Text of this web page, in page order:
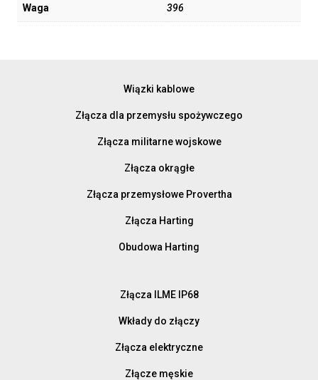
Waga 396
Wiązki kablowe
Złącza dla przemysłu spożywczego
Złącza militarne wojskowe
Złącza okrągłe
Złącza przemysłowe Provertha
Złącza Harting
Obudowa Harting
Złącza ILME IP68
Wkłady do złączy
Złącza elektryczne
Złącze męskie